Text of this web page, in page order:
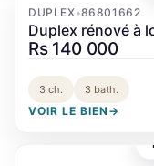
DUPLEX•86801662
Duplex rénové à
Rs 140 000
3 ch. 3 bath.
VOIR LE BIEN →